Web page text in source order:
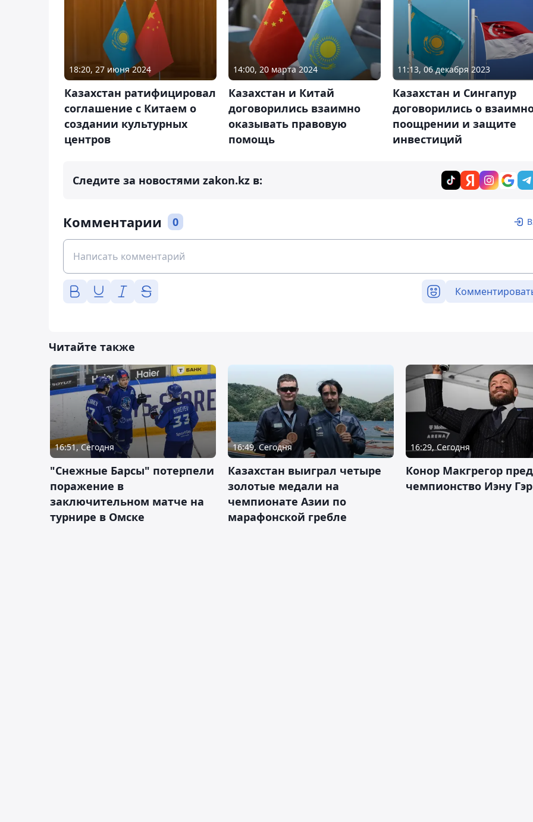
18:20, 27 июня 2024
Казахстан ратифицировал
соглашение с Китаем о
создании культурных
центров
14:00, 20 марта 2024
Казахстан и Китай
договорились взаимно
оказывать правовую
помощь
11:13, 06 декабря 2023
Казахстан и Сингапур
договорились о
поощрении и защите
инвестиций
Следите за новостями zakon.kz в:
Комментарии 0
Читайте также
16:51, Сегодня
"Снежные Барсы" потерпели
поражение в
заключительном матче на
турнире в Омске
16:49, Сегодня
Казахстан выиграл четыре
золотые медали на
чемпионате Азии по
марафонской гребле
16:29, Сегодня
Конор Макгрегор
чемпионство Иэну